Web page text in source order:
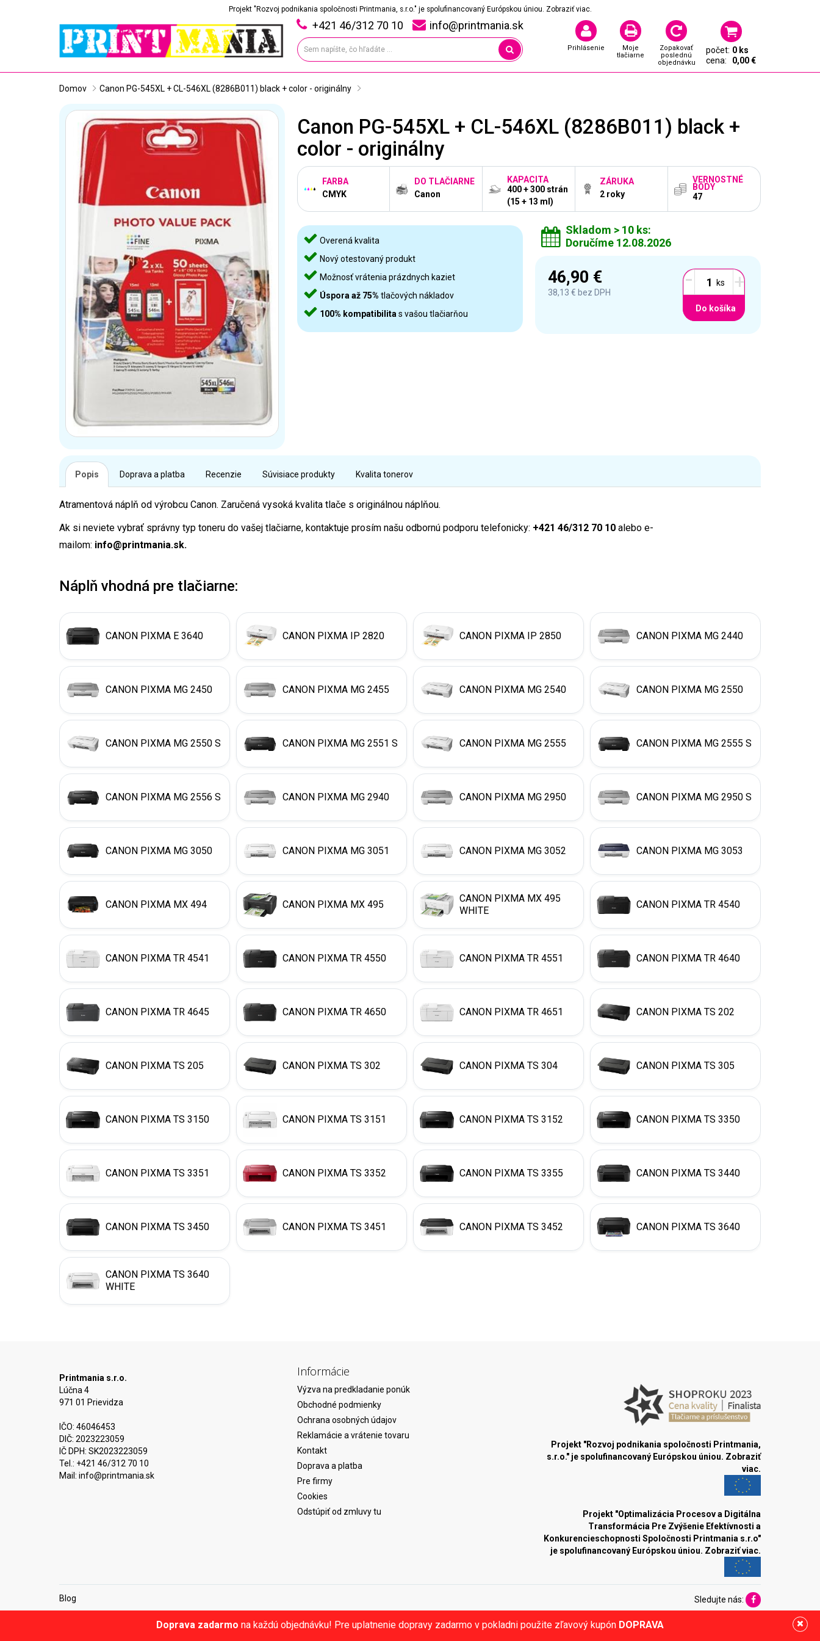
Doprava zadarmo na každú objednávku! Pre uplatnenie dopravy zadarmo v pokladni použite zľavový kupón DOPRAVA
Projekt "Rozvoj podnikania spoločnosti Printmania, s.r.o." je spolufinancovaný Európskou úniou. Zobraziť viac.
+421 46/312 70 10 info@printmania.sk
Prihlásenie
Moje
tlačiarne
Zopakovať
poslednú
objednávku
počet: 0 ks
cena:
0,00 €
Domov Canon PG-545XL + CL-546XL (8286B011) black + color - originálny
Canon PG-545XL + CL-546XL (8286B011) black +
color - originálny
FARBA
CMYK
DO TLAČIARNE
Canon
KAPACITA
400 + 300 strán
(15 + 13 ml)
ZÁRUKA
2 roky
VERNOSTNÉ
BODY
47
Overená kvalita
Nový otestovaný produkt
Možnosť vrátenia prázdnych kaziet
Úspora až 75% tlačových nákladov
100% kompatibilita s vašou tlačiarňou
Skladom > 10 ks:
Doručíme 12.08.2026
46,90 €
38,13 € bez DPH - +
Do košíka
Popis Doprava a platba Recenzie Súvisiace produkty Kvalita tonerov
Atramentová náplň od výrobcu Canon. Zaručená vysoká kvalita tlače s originálnou náplňou.
Ak si neviete vybrať správny typ toneru do vašej tlačiarne, kontaktuje prosím našu odbornú podporu telefonicky: +421 46/312 70 10 alebo e-
mailom: info@printmania.sk.
Náplň vhodná pre tlačiarne:
CANON PIXMA E 3640 CANON PIXMA IP 2820 CANON PIXMA IP 2850 CANON PIXMA MG 2440
CANON PIXMA MG 2450 CANON PIXMA MG 2455 CANON PIXMA MG 2540 CANON PIXMA MG 2550
CANON PIXMA MG 2550 S CANON PIXMA MG 2551 S CANON PIXMA MG 2555 CANON PIXMA MG 2555 S
CANON PIXMA MG 2556 S CANON PIXMA MG 2940 CANON PIXMA MG 2950 CANON PIXMA MG 2950 S
CANON PIXMA MG 3050 CANON PIXMA MG 3051 CANON PIXMA MG 3052 CANON PIXMA MG 3053
CANON PIXMA MX 494 CANON PIXMA MX 495
CANON PIXMA MX 495
WHITE
CANON PIXMA TR 4540
CANON PIXMA TR 4541 CANON PIXMA TR 4550 CANON PIXMA TR 4551 CANON PIXMA TR 4640
CANON PIXMA TR 4645 CANON PIXMA TR 4650 CANON PIXMA TR 4651 CANON PIXMA TS 202
CANON PIXMA TS 205 CANON PIXMA TS 302 CANON PIXMA TS 304 CANON PIXMA TS 305
CANON PIXMA TS 3150 CANON PIXMA TS 3151 CANON PIXMA TS 3152 CANON PIXMA TS 3350
CANON PIXMA TS 3351 CANON PIXMA TS 3352 CANON PIXMA TS 3355 CANON PIXMA TS 3440
CANON PIXMA TS 3450 CANON PIXMA TS 3451 CANON PIXMA TS 3452 CANON PIXMA TS 3640
CANON PIXMA TS 3640
WHITE
Printmania s.r.o.
Lúčna 4
971 01 Prievidza
IČO: 46046453
DIČ: 2023223059
IČ DPH: SK2023223059
Tel.: +421 46/312 70 10
Mail: info@printmania.sk
Informácie
Výzva na predkladanie ponúk
Obchodné podmienky
Ochrana osobných údajov
Reklamácie a vrátenie tovaru
Kontakt
Doprava a platba
Pre firmy
Cookies
Odstúpiť od zmluvy tu
Projekt "Rozvoj podnikania spoločnosti Printmania,
s.r.o." je spolufinancovaný Európskou úniou. Zobraziť
viac.
Projekt "Optimalizácia Procesov a Digitálna
Transformácia Pre Zvýšenie Efektívnosti a
Konkurencieschopnosti Spoločnosti Printmania s.r.o"
je spolufinancovaný Európskou úniou. Zobraziť viac.
Blog Sledujte nás:
NajReklama.sk - tvorba eshopu